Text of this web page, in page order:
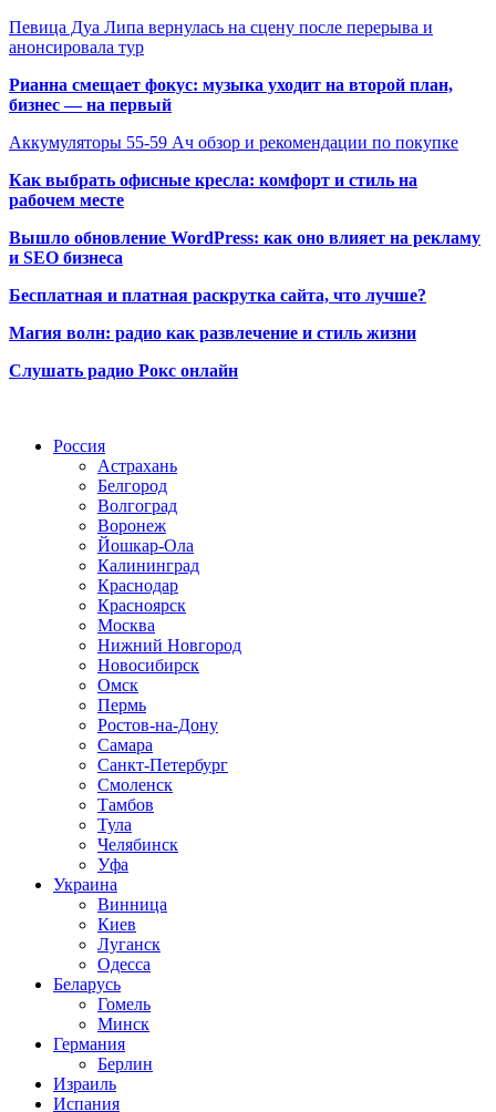
Певица Дуа Липа вернулась на сцену после перерыва и
анонсировала тур
Рианна смещает фокус: музыка уходит на второй план,
бизнес — на первый
Аккумуляторы 55-59 Ач обзор и рекомендации по покупке
Как выбрать офисные кресла: комфорт и стиль на
рабочем месте
Вышло обновление WordPress: как оно влияет на рекламу
и SEO бизнеса
Бесплатная и платная раскрутка сайта, что лучше?
Магия волн: радио как развлечение и стиль жизни
Слушать радио Рокс онлайн
Россия
Астрахань
Белгород
Волгоград
Воронеж
Йошкар-Ола
Калининград
Краснодар
Красноярск
Москва
Нижний Новгород
Новосибирск
Омск
Пермь
Ростов-на-Дону
Самара
Санкт-Петербург
Смоленск
Тамбов
Тула
Челябинск
Уфа
Украина
Винница
Киев
Луганск
Одесса
Беларусь
Гомель
Минск
Германия
Берлин
Израиль
Испания